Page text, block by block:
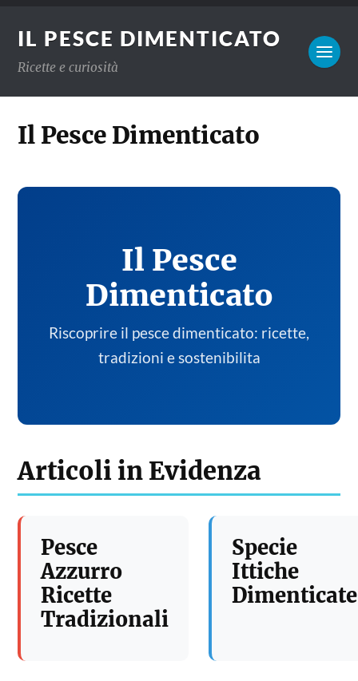
IL PESCE DIMENTICATO
Ricette e curiosità
Il Pesce Dimenticato
Il Pesce
Dimenticato
Riscoprire il pesce dimenticato: ricette,
tradizioni e sostenibilita
Articoli in Evidenza
Pesce
Azzurro
Ricette
Tradizionali
Specie
Ittiche
Dimenticate